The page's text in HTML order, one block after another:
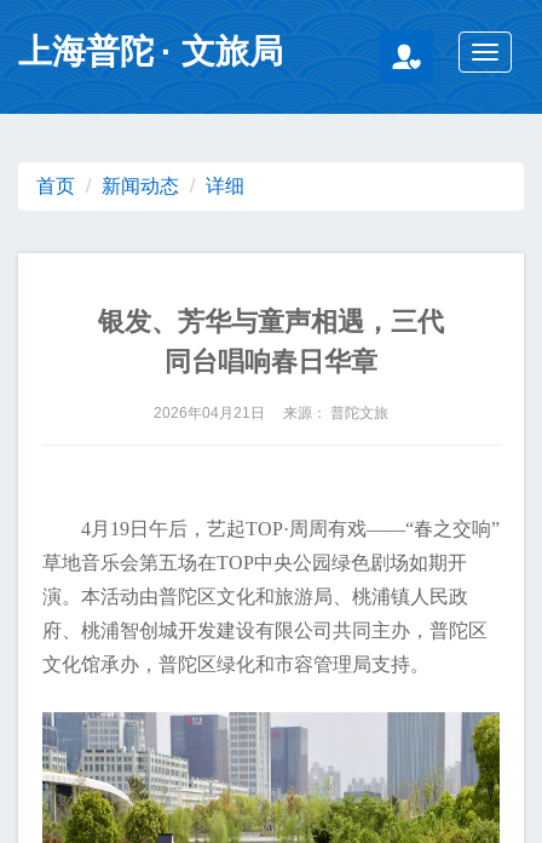
无障碍操作说明 跳转到网站导航区 跳转到主要内容区域
上海普陀· 文旅局
Toggle
首页 新闻动态 详细
银发、芳华与童声相遇，三代
同台唱响春日华章
2026年04月21日 来源： 普陀文旅
4月19日午后，艺起TOP·周周有戏——“春之交响”
草地音乐会第五场在TOP中央公园绿色剧场如期开
演。本活动由普陀区文化和旅游局、桃浦镇人民政
府、桃浦智创城开发建设有限公司共同主办，普陀区
文化馆承办，普陀区绿化和市容管理局支持。